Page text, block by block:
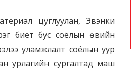
цуглуулан, Эвэнки
биет бус соёлын өвийн
уламжлалт соёлын уур
урлагийн сургалтад маш